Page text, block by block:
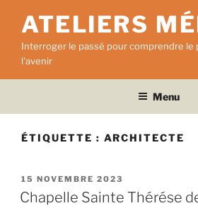
contenu
principal
ATELIERS
Interroger le passé pour comprendre
l'avenir
Menu
ÉTIQUETTE : ARCHITECTE
PUBLIÉ
LE
15 NOVEMBRE 2023
Chapelle Sainte Thérése